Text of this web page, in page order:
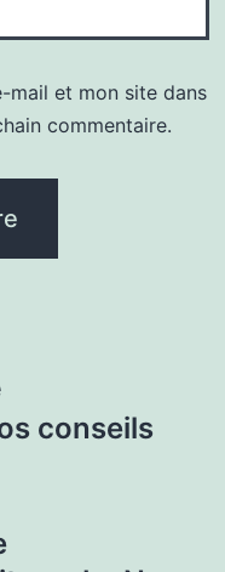
mail et mon site dans
commentaire.
conseils